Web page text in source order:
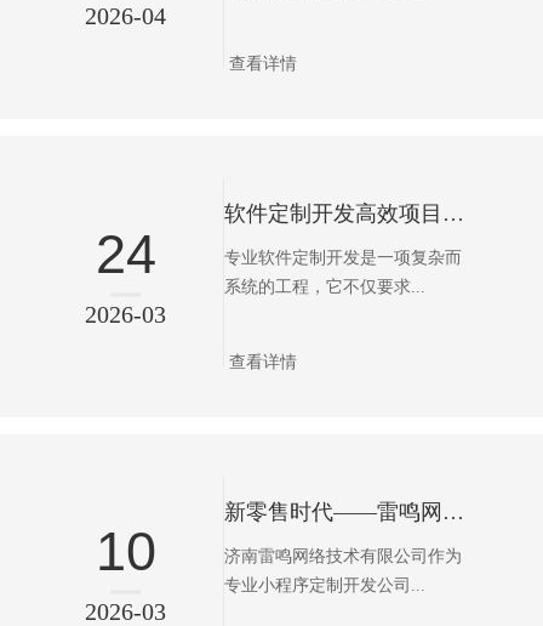
2026-04
查看详情
24
2026-03
软件定制开发高效项目管理
专业软件定制开发是一项复杂而
系统的工程，它不仅要求...
查看详情
10
2026-03
新零售时代——雷鸣网络商城系统如何赋能企业增长
济南雷鸣网络技术有限公司作为
专业小程序定制开发公司...